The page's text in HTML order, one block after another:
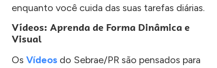
enquanto você cuida das suas tarefas diárias.
Vídeos: Aprenda de Forma Dinâmica e
Visual
Os Vídeos do Sebrae/PR são pensados para